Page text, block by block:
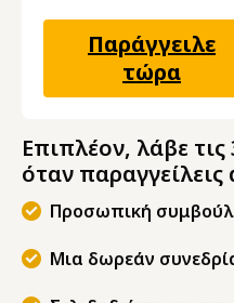
Παράγγειλε
τώρα
Επιπλέον, λάβε
όταν παραγγείλεις
Προσωπική
Μια δωρεάν